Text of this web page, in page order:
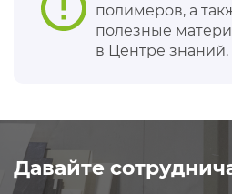
полимеров, а
полезные
в Центре знаний.
Давайте